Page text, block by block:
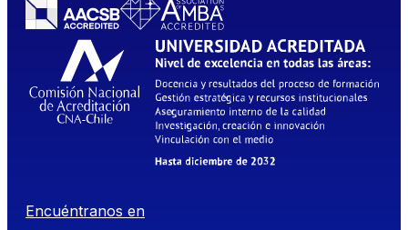
Encuéntranos en